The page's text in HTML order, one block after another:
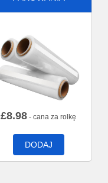
£8.98 - cana za rolkę
DODAJ